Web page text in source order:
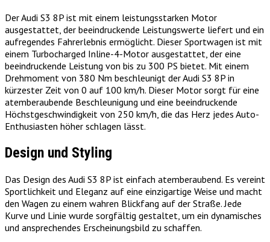
Der Audi S3 8P ist mit einem leistungsstarken Motor
ausgestattet, der beeindruckende Leistungswerte liefert und ein
aufregendes Fahrerlebnis ermöglicht. Dieser Sportwagen ist mit
einem Turbocharged Inline-4-Motor ausgestattet, der eine
beeindruckende Leistung von bis zu 300 PS bietet. Mit einem
Drehmoment von 380 Nm beschleunigt der Audi S3 8P in
kürzester Zeit von 0 auf 100 km/h. Dieser Motor sorgt für eine
atemberaubende Beschleunigung und eine beeindruckende
Höchstgeschwindigkeit von 250 km/h, die das Herz jedes Auto-
Enthusiasten höher schlagen lässt.
Design und Styling
Das Design des Audi S3 8P ist einfach atemberaubend. Es vereint
Sportlichkeit und Eleganz auf eine einzigartige Weise und macht
den Wagen zu einem wahren Blickfang auf der Straße. Jede
Kurve und Linie wurde sorgfältig gestaltet, um ein dynamisches
und ansprechendes Erscheinungsbild zu schaffen.